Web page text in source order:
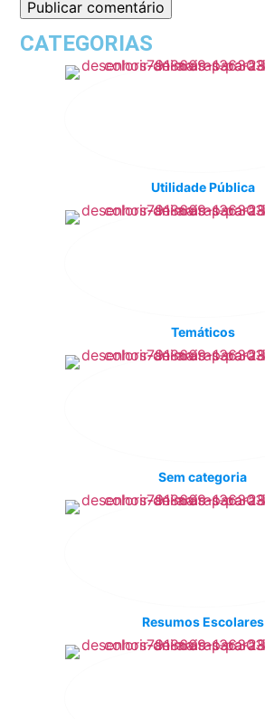
CATEGORIAS
Utilidade Pública
Temáticos
Sem categoria
Resumos Escolares